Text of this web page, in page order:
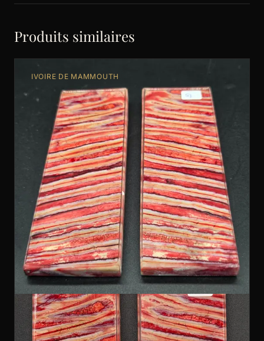
Produits similaires
IVOIRE DE MAMMOUTH